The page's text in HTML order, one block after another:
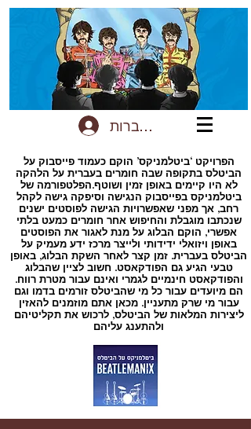
להתחברות
הפרויקט ‘ביטלמניקס’ הוקם כעמוד פייסבוק על
הביטלס בתקופה שבה חומרים בעברית על הלהקה
לא היו קיימים באופן זמין ושוטף.הפלטפורמה של
ביטלמניקס בפייסבוק הנגישה וסיפקה גישה לקהל
רחב, אך מפני שאפשרויות הגישה לפוסטים ישנים
שנכתבו מוגבלת והחיפוש אחר חומרים כמעט בלתי
אפשרי, הוקם הבלוג על מנת לאגור את הפוסטים
באופן ויזואלי ידידותי ולייצר מרכז ידע מעמיק על
הביטלס בעברית. זמן קצר לאחר השקת הבלוג, באופן
טבעי הגיע גם הפודקאסט. חשוב לציין שהבלוג
והפודקאסט חינמיים לגמרי ואינם עבור מטרת רווח.
הם מיועדים עבור כל מי שהביטלס זורמים בדמו וגם
עבור מי שרק מתעניין. מכאן אתם מוזמנים להאזין
ליצירות המלאות של הביטלס, לרכוש את תקליטיהם
ולהתענג עליהם